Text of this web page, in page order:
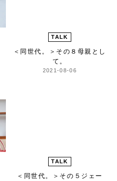
TALK
＜同世代。＞ その８母親とし
て。
2021-08-06
TALK
＜同世代。＞ その５ジェー